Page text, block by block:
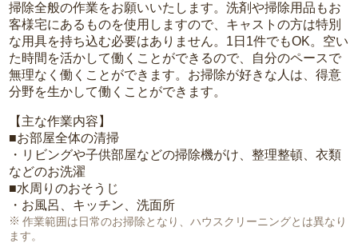
掃除全般の作業をお願いいたします。洗剤や掃除用品もお
客様宅にあるものを使用しますので、キャストの方は特別
な用具を持ち込む必要はありません。1日1件でもOK。空い
た時間を活かして働くことができるので、自分のペースで
無理なく働くことができます。お掃除が好きな人は、得意
分野を生かして働くことができます。
【主な作業内容】
■お部屋全体の清掃
・リビングや子供部屋などの掃除機がけ、整理整頓、衣類
などのお洗濯
■水周りのおそうじ
・お風呂、キッチン、洗面所
作業範囲は日常のお掃除となり、ハウスクリーニングとは異なり
ます。